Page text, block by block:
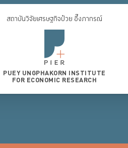
สถาบันวิจัยเศรษฐกิจป๋วย อึ๊งภากรณ์
PUEY UNGPHAKORN INSTITUTE
FOR ECONOMIC RESEARCH